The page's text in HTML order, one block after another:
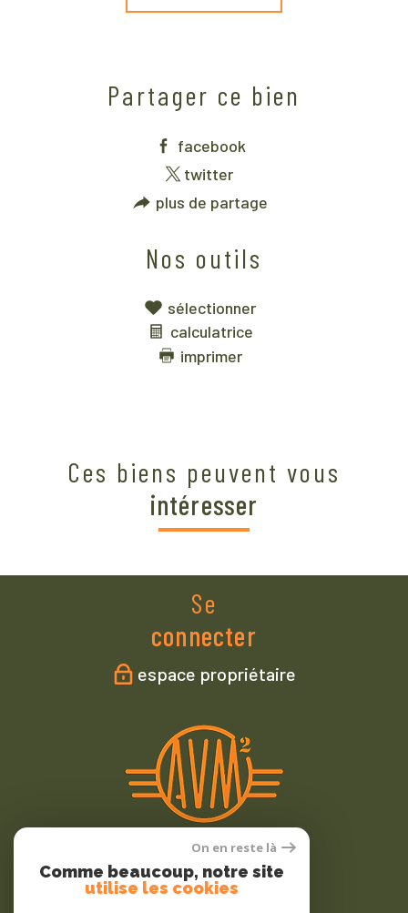
Partager ce bien
facebook
twitter
plus de partage
Nos outils
sélectionner
calculatrice
imprimer
Ces biens peuvent vous
intéresser
Se
connecter
espace propriétaire
Nous
On en reste là
Comme beaucoup, notre site
utilise les cookies